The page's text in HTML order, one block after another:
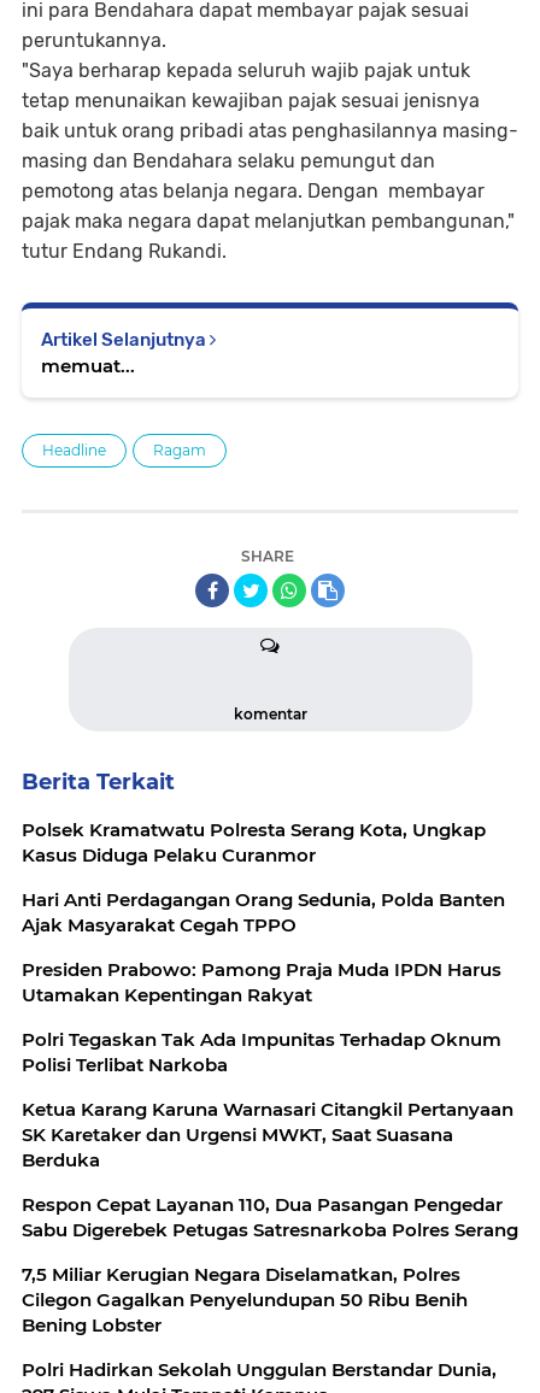
ini para Bendahara dapat membayar pajak sesuai
peruntukannya.
"Saya berharap kepada seluruh wajib pajak untuk
tetap menunaikan kewajiban pajak sesuai jenisnya
baik untuk orang pribadi atas penghasilannya masing-
masing dan Bendahara selaku pemungut dan
pemotong atas belanja negara. Dengan membayar
pajak maka negara dapat melanjutkan pembangunan,"
tutur Endang Rukandi.
Artikel Selanjutnya
memuat...
Headline Ragam
SHARE
komentar
Berita Terkait
Polsek Kramatwatu Polresta Serang Kota, Ungkap
Kasus Diduga Pelaku Curanmor
Hari Anti Perdagangan Orang Sedunia, Polda Banten
Ajak Masyarakat Cegah TPPO
Presiden Prabowo: Pamong Praja Muda IPDN Harus
Utamakan Kepentingan Rakyat
Polri Tegaskan Tak Ada Impunitas Terhadap Oknum
Polisi Terlibat Narkoba
Ketua Karang Karuna Warnasari Citangkil Pertanyaan
SK Karetaker dan Urgensi MWKT, Saat Suasana
Berduka
Respon Cepat Layanan 110, Dua Pasangan Pengedar
Sabu Digerebek Petugas Satresnarkoba Polres Serang
7,5 Miliar Kerugian Negara Diselamatkan, Polres
Cilegon Gagalkan Penyelundupan 50 Ribu Benih
Bening Lobster
Polri Hadirkan Sekolah Unggulan Berstandar Dunia,